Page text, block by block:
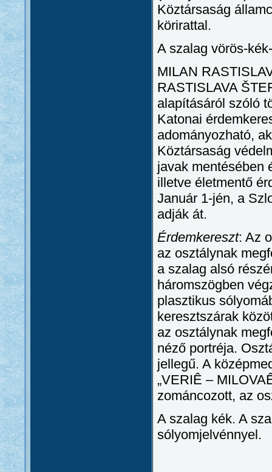
Köztársaság
körirattal.
A szalag vörös-
MILAN
RASTISLAVA
alapításáról szóló
Katonai
adományozható,
Köztársaság
javak mentésében
illetve életmentő
Január 1-jén, a
adják át.
Érdemkereszt: Az
az osztálynak
a szalag alsó
háromszögben
plasztikus
keresztszárak
az osztálynak
néző portréja.
jellegű. A
„VERIÊ –
zománcozott, az
A szalag kék. A
sólyomjelvénnyel.